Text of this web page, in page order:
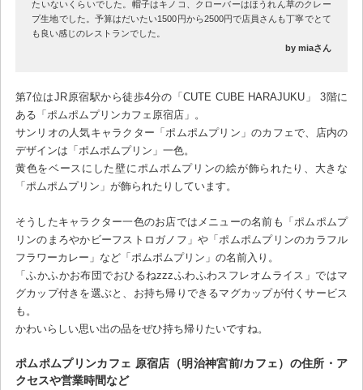
たいないくらいでした。帽子はキノコ、クローバーはほうれん草のクレー
プ生地でした。予算はだいたい1500円から2500円で店員さんも丁寧でとて
も良い感じのレストランでした。
by miaさん
第7位はJR原宿駅から徒歩4分の「CUTE CUBE HARAJUKU」 3階に
ある「ポムポムプリンカフェ原宿店」。
サンリオの人気キャラクター「ポムポムプリン」のカフェで、店内の
デザインは「ポムポムプリン」一色。
黄色をベースにした壁にポムポムプリンの絵が飾られたり、大きな
「ポムポムプリン」が飾られたりしています。
そうしたキャラクター一色のお店ではメニューの名前も「ポムポムプ
リンのまろやかビーフストロガノフ」や「ポムポムプリンのカラフル
フラワーカレー」など「ポムポムプリン」の名前入り。
「ふかふかお布団でおひるねzzzふわふわスフレオムライス」ではマ
グカップ付きを選ぶと、お持ち帰りできるマグカップが付くサービス
も。
かわいらしい思い出の品をぜひ持ち帰りたいですね。
ポムポムプリンカフェ 原宿店（明治神宮前/カフェ）の住所・ア
クセスや営業時間など